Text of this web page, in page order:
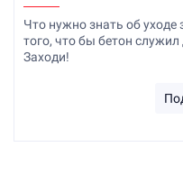
Что нужно знать об уходе
того, что бы бетон служил
Заходи!